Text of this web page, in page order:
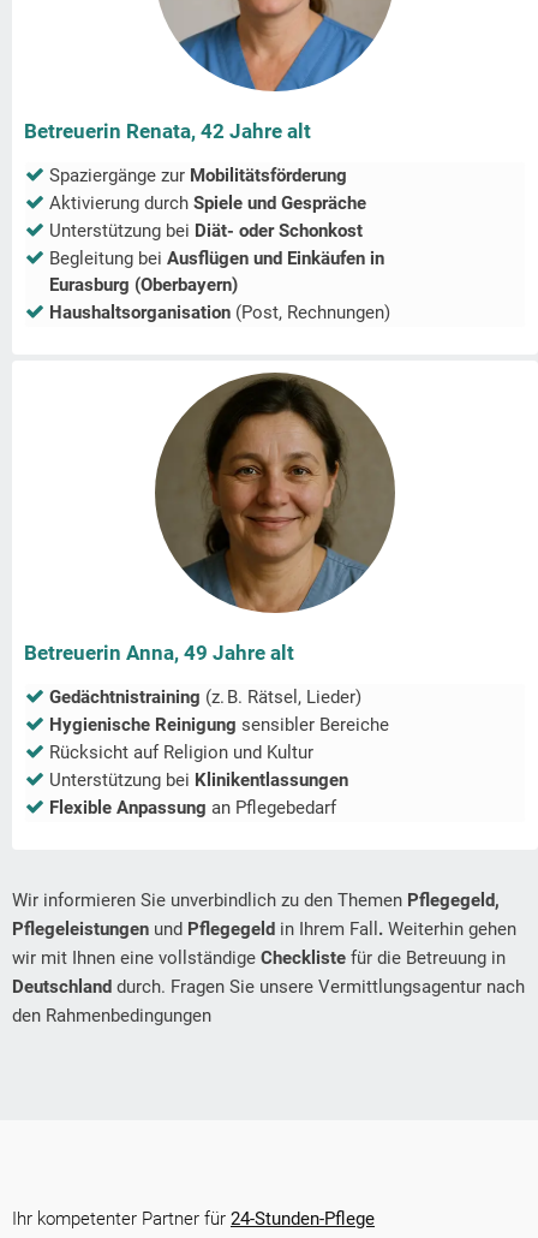
Betreuerin Renata, 42 Jahre alt
Spaziergänge zur Mobilitätsförderung
Aktivierung durch Spiele und Gespräche
Unterstützung bei Diät- oder Schonkost
Begleitung bei Ausflügen und Einkäufen in
Eurasburg (Oberbayern)
Haushaltsorganisation (Post, Rechnungen)
Betreuerin Anna, 49 Jahre alt
Gedächtnistraining (z. B. Rätsel, Lieder)
Hygienische Reinigung sensibler Bereiche
Rücksicht auf Religion und Kultur
Unterstützung bei Klinikentlassungen
Flexible Anpassung an Pflegebedarf
Wir informieren Sie unverbindlich zu den Themen Pflegegeld,
Pflegeleistungen und Pflegegeld in Ihrem Fall . Weiterhin gehen
wir mit Ihnen eine vollständige Checkliste für die Betreuung in
Deutschland durch. Fragen Sie unsere Vermittlungsagentur nach
den Rahmenbedingungen
Ihr kompetenter Partner für 24-Stunden-Pflege